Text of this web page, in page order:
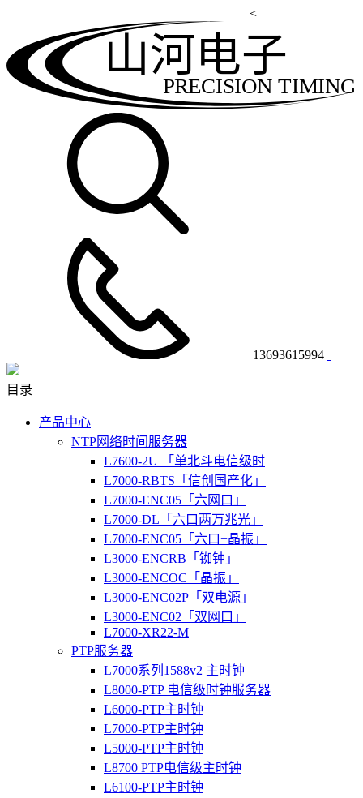
<
PRECISION TIMING
山河电子
13693615994
目录
产品中心
NTP网络时间服务器
L7600-2U 「单北斗电信级时
L7000-RBTS「信创国产化」
L7000-ENC05「六网口」
L7000-DL「六口两万兆光」
L7000-ENC05「六口+晶振」
L3000-ENCRB「铷钟」
L3000-ENCOC「晶振」
L3000-ENC02P「双电源」
L3000-ENC02「双网口」
L7000-XR22-M
PTP服务器
L7000系列1588v2 主时钟
L8000-PTP 电信级时钟服务器
L6000-PTP主时钟
L7000-PTP主时钟
L5000-PTP主时钟
L8700 PTP电信级主时钟
L6100-PTP主时钟